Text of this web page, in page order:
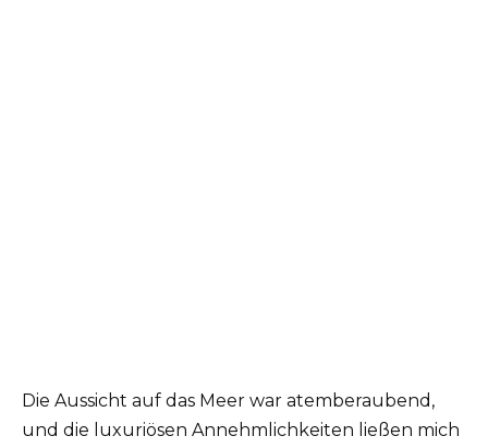
Die Aussicht auf das Meer war atemberaubend,
und die luxuriösen Annehmlichkeiten ließen mich